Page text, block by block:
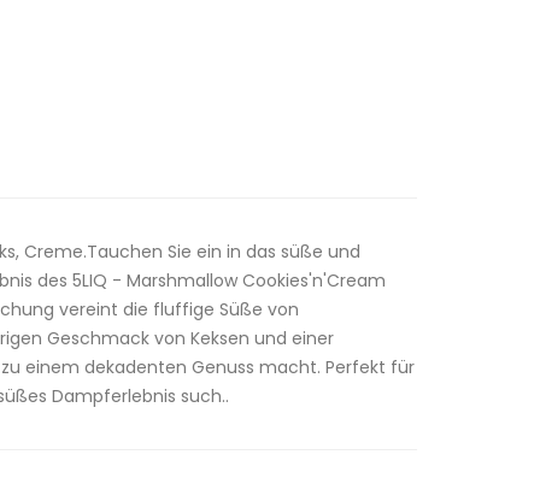
Creme.Tauchen Sie ein in das süße und
des 5LIQ - Marshmallow Cookies'n'Cream
vereint die fluffige Süße von
Geschmack von Keksen und einer
einem dekadenten Genuss macht. Perfekt für
Dampferlebnis such..